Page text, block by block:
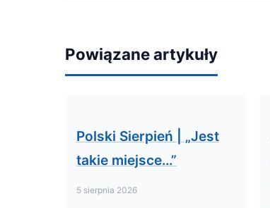
Powiązane artykuły
Polski Sierpień | „Jest
takie miejsce…”
5 sierpnia 2026